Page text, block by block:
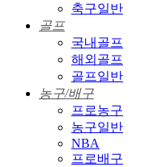
축구일반
골프
국내골프
해외골프
골프일반
농구/배구
프로농구
농구일반
NBA
프로배구